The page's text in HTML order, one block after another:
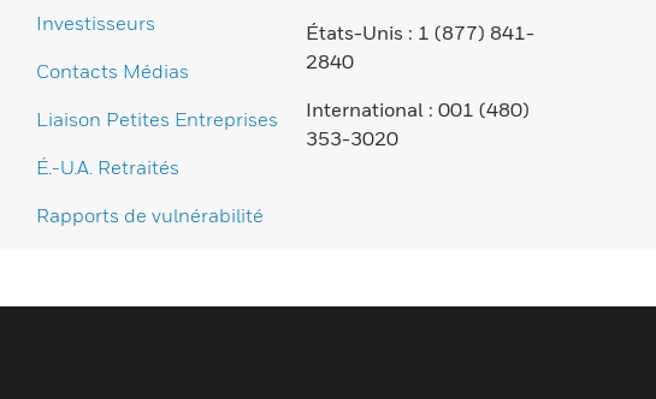
Investisseurs
Contacts Médias
Liaison Petites Entreprises
É.-U.A. Retraités
Rapports de vulnérabilité
États-Unis : 1 (877) 841-
2840
International : 001 (480)
353-3020